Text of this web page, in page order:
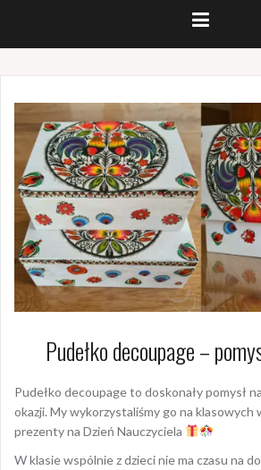
Pudełko decoupage –
Pudełko decoupage to doskonały pomysł
okazji. My wykorzystaliśmy go na klasowych
prezenty na Dzień Nauczyciela
W klasie wspólnie z dzieci nie ma czasu na